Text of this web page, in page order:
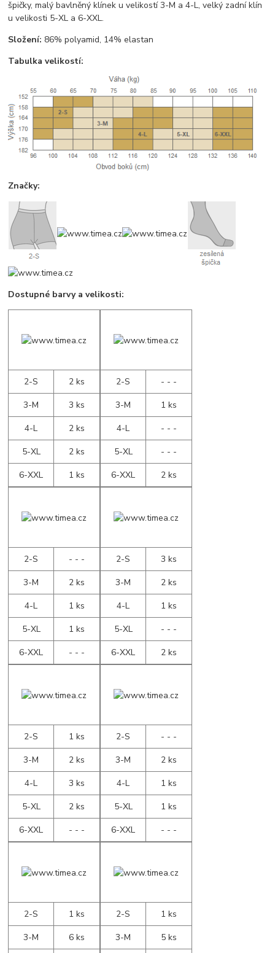
špičky, malý bavlněný klínek u velikostí 3-M a 4-L, velký zadní klín
u velikosti 5-XL a 6-XXL.
Složení: 86% polyamid, 14% elastan
Tabulka velikostí:
Značky:
Dostupné barvy a velikosti:
2-S
2 ks
3-M
3 ks
4-L
2 ks
5-XL
2 ks
6-XXL
1 ks
2-S
- - -
3-M
1 ks
4-L
- - -
5-XL
- - -
6-XXL
2 ks
2-S
- - -
3-M
2 ks
4-L
1 ks
5-XL
1 ks
6-XXL
- - -
2-S
3 ks
3-M
2 ks
4-L
1 ks
5-XL
- - -
6-XXL
2 ks
2-S
1 ks
3-M
2 ks
4-L
3 ks
5-XL
2 ks
6-XXL
- - -
2-S
- - -
3-M
2 ks
4-L
1 ks
5-XL
1 ks
6-XXL
- - -
2-S
1 ks
3-M
6 ks
2-S
1 ks
3-M
5 ks